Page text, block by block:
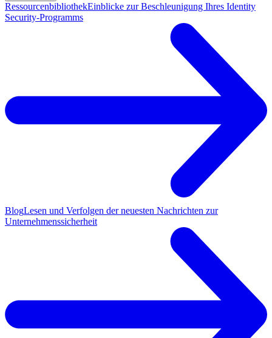
RessourcenbibliothekEinblicke zur Beschleunigung Ihres Identity
Security-Programms
BlogLesen und Verfolgen der neuesten Nachrichten zur
Unternehmenssicherheit